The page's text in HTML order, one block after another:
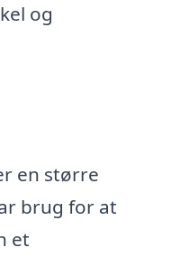
og
en større
brug for at
et